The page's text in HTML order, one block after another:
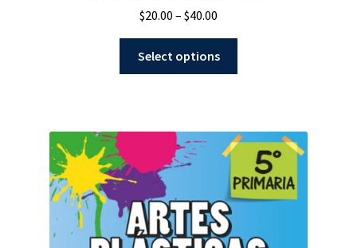
$20.00 – $40.00
Select options